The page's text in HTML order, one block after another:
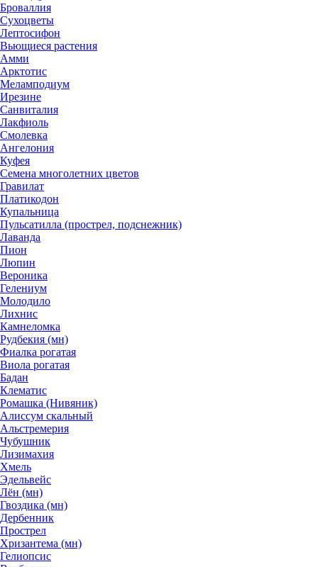
Броваллия
Сухоцветы
Лептосифон
Вьющиеся растения
Амми
Арктотис
Меламподиум
Ирезине
Санвиталия
Лакфиоль
Смолевка
Ангелония
Куфея
Семена многолетних цветов
Гравилат
Платикодон
Купальница
Пульсатилла (прострел, подснежник)
Лаванда
Пион
Люпин
Вероника
Гелениум
Молодило
Лихнис
Камнеломка
Рудбекия (мн)
Фиалка рогатая
Виола рогатая
Бадан
Клематис
Ромашка (Нивяник)
Алиссум скальный
Альстремерия
Чубушник
Лизимахия
Хмель
Эдельвейс
Лён (мн)
Гвоздика (мн)
Дербенник
Прострел
Хризантема (мн)
Гелиопсис